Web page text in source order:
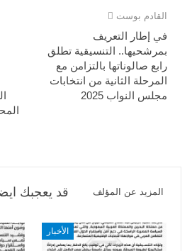
القادم بوست
في إطار التعريف
بمرشحيها.. التنسيقية تطلق
رابع صالوناتها بالتزامن مع
المرحلة الثانية من انتخابات
مجلس النواب 2025
قد يعجبك المزيد عن المؤلف
الأخبار